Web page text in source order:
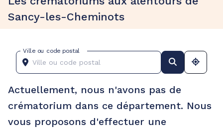
Sancy-les-Cheminots
Ville ou code postal
Actuellement, nous n'avons pas de
crématorium dans ce département. Nous
vous proposons d'effectuer une